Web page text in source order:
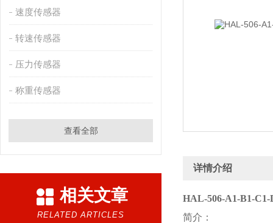
速度传感器
转速传感器
压力传感器
称重传感器
查看全部
相关文章
RELATED ARTICLES
详情介绍
HAL-506-A1-B1-
简介：